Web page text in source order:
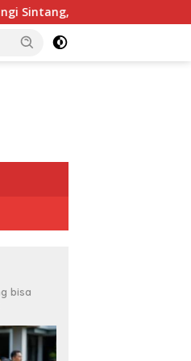
Wahana Visi Indonesia Tutup
bisa